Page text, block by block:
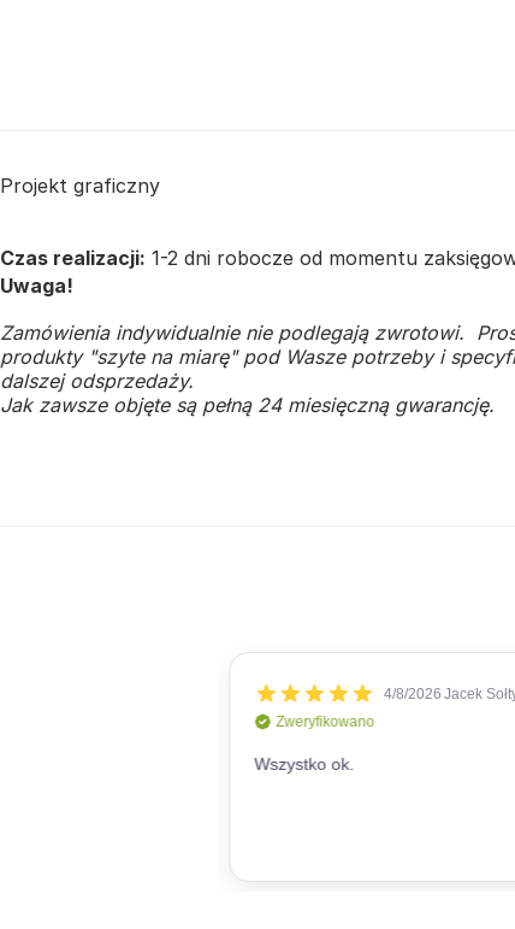
Projekt graficzny
Czas realizacji: 1-2 dni robocze od momentu
Uwaga!
Zamówienia indywidualnie nie podlegają zwrotowi.
produkty "szyte na miarę" pod Wasze potrzeby i
dalszej odsprzedaży.
Jak zawsze objęte są pełną 24 miesięczną gwarancję.